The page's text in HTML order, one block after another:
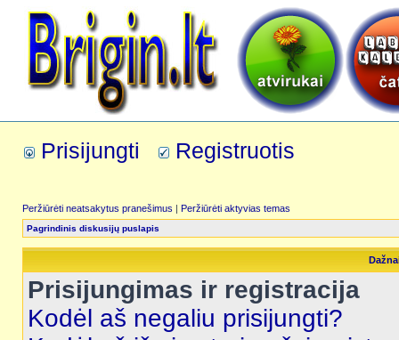
Prisijungti Registruotis
Peržiūrėti neatsakytus pranešimus | Peržiūrėti aktyvias temas
Pagrindinis diskusijų puslapis
Prisijungimas ir registracija
Kodėl aš negaliu prisijungti?